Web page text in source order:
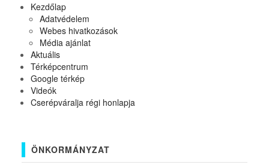
Kezdőlap
Adatvédelem
Webes hivatkozások
Média ajánlat
Aktuális
Térképcentrum
Google térkép
Videók
Cserépváralja régi honlapja
ÖNKORMÁNYZAT